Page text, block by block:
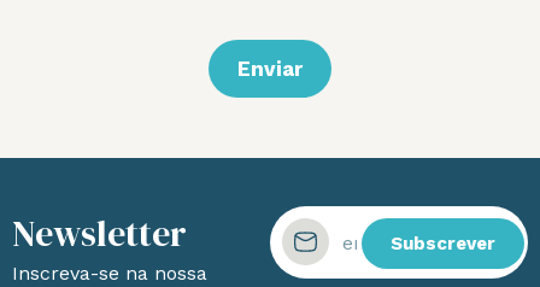
Enviar
Newsletter
Inscreva-se na nossa
Subscrever